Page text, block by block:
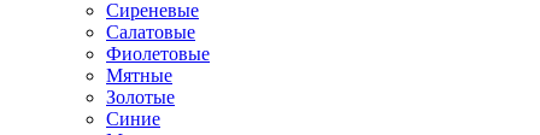
Сиреневые
Салатовые
Фиолетовые
Мятные
Золотые
Синие